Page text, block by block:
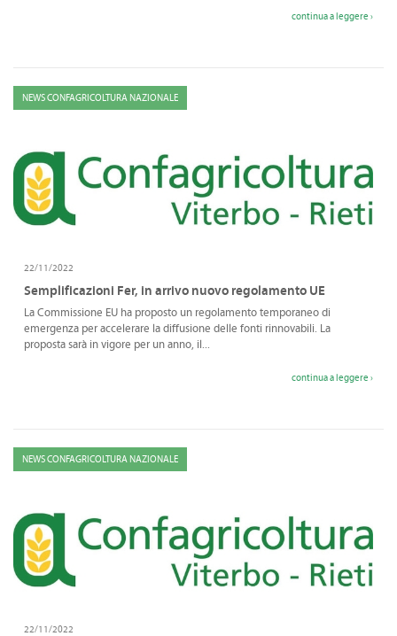
continua a leggere ›
NEWS CONFAGRICOLTURA NAZIONALE
22/11/2022
Semplificazioni Fer, in arrivo nuovo regolamento UE
La Commissione EU ha proposto un regolamento temporaneo di
emergenza per accelerare la diffusione delle fonti rinnovabili. La
proposta sarà in vigore per un anno, il...
continua a leggere ›
NEWS CONFAGRICOLTURA NAZIONALE
22/11/2022